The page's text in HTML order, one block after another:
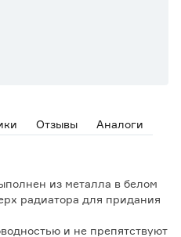
Отзывы Аналоги
из металла в белом
радиатора для придания
и не препятствуют